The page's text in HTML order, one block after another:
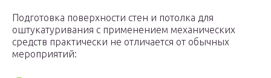
Подготовка поверхности стен и потолка для
оштукатуривания с применением механических
средств практически не отличается от обычных
мероприятий: